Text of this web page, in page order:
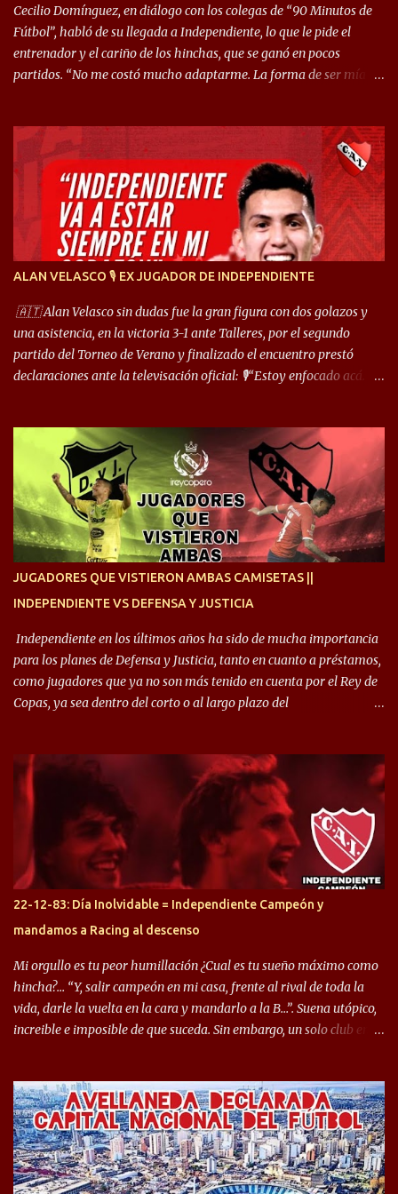
Cecilio Domínguez, en diálogo con los colegas de “90 Minutos de
Fútbol”, habló de su llegada a Independiente, lo que le pide el
entrenador y el cariño de los hinchas, que se ganó en pocos
partidos. “No me costó mucho adaptarme. La forma de ser mía
llegué a un Independiente que juega muy dinámico y me gusta
mucho. Me favorece por la forma de jugar mía y eso también
ayudó a que me adapte”. “Me siento mejor por izquierda, pero me
gusta mucho jugar de 9, y juego sin problemas por derecha
también. Jugar de 9 y de extremo por izquierda es diferente. A mi
me gusta jugar por fuera, porque tengo mas posibilidades de
encarar, de enganchar. Pero yo soy un hombre que pica mucho y
arco y tengo más posibilidades”. Sobre lo que le pide el DT,
comentó: “Cuando juego de 9, obviamente me pide presionar, y
cuand...
ALAN VELASCO 🎙 EX JUGADOR DE INDEPENDIENTE
🇦🇹 Alan Velasco sin dudas fue la gran figura con dos golazos y
una asistencia, en la victoria 3-1 ante Talleres, por el segundo
partido del Torneo de Verano y finalizado el encuentro prestó
declaraciones ante la televisación oficial: 🎙️“Estoy enfocado acá.
ojalá sea lo mejor para el club y para mí. Independiente va a estar
siempre en mi corazón”. 🎙️“Siempre que me tocó vestir la camiseta
quise dar lo mejor. Si me toca marcharme, estoy agradecido al
hincha”. 🎙️“El equipo hizo un gran trabajo, quedó demostrado en el
resultado. Es nuestro segundo partido, en la pretemporada nos
enfocamos en la preparación física. El grupo está encontrando la
JUGADORES QUE VISTIERON AMBAS CAMISETAS ||
INDEPENDIENTE VS DEFENSA Y JUSTICIA
Independiente en los últimos años ha sido de mucha importancia
para los planes de Defensa y Justicia, tanto en cuanto a préstamos,
como jugadores que ya no son más tenido en cuenta por el Rey de
Copas, ya sea dentro del corto o al largo plazo del
Halcón de Varela, como lo es Brian Romero, quien paso a
préstamo allí durante el último mercado de pases y ha rendido de
gran manera, convirtiendo goles importantes, sobre todo en la
copa sudamericana. Pero no sucedió lo mismo en cuanto al
rendimiento que ha producido en el Rojo. Pasando a jugadores que
jugaron en Defensa y ahora están en el rojo, tenemos a la dupla
Gastón Togni y Domingo Blanco, donde ambos explotaron
futbolísticamente hablando en el equipo de Varela, donde, por
ejemplo, el caso de Mingo llego a ser tenido en cuenta para el
Seleccionado Argentino, rendimiento que aún no ha logrado
mostrar en Independiente. En e...
22-12-83: Día Inolvidable = Independiente Campeón y
mandamos a Racing al descenso
Mi orgullo es tu peor humillación ¿Cual es tu sueño máximo como
hincha?… “Y, salir campeón en mi casa, frente al rival de toda la
vida, darle la vuelta en la cara y mandarlo a la B…”. Suena utópico,
increible e imposible de que suceda. Sin embargo, un solo club en el
campeonato del '83 año consagratorio para el Rojo y, por el otro, el
haber mandado al descenso a su eterno rival. 22 de diciembre de
1983 es una fecha que pocos hinchas de Independiente pueden
dejar en el olvido. Es que ese día, el "Rojo" derrotó a Racing por 2 a
0, se consagró campeón y, además, mandó al descenso a su eterno